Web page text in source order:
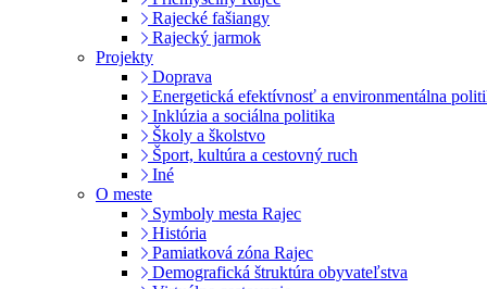
Rajecké fašiangy
Rajecký jarmok
Projekty
Doprava
Energetická efektívnosť a environmentálna
Inklúzia a sociálna politika
Školy a školstvo
Šport, kultúra a cestovný ruch
Iné
O meste
Symboly mesta Rajec
História
Pamiatková zóna Rajec
Demografická štruktúra obyvateľstva